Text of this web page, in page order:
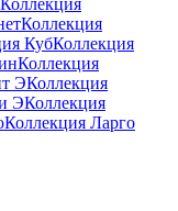
Коллекция
КубКоллекция
Коллекция
ЭКоллекция
ЭКоллекция
Коллекция Ларго